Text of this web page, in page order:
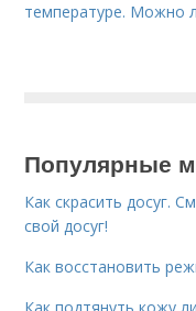
температуре. Можно
Популярные
Как скрасить досуг.
свой досуг!
Как восстановить